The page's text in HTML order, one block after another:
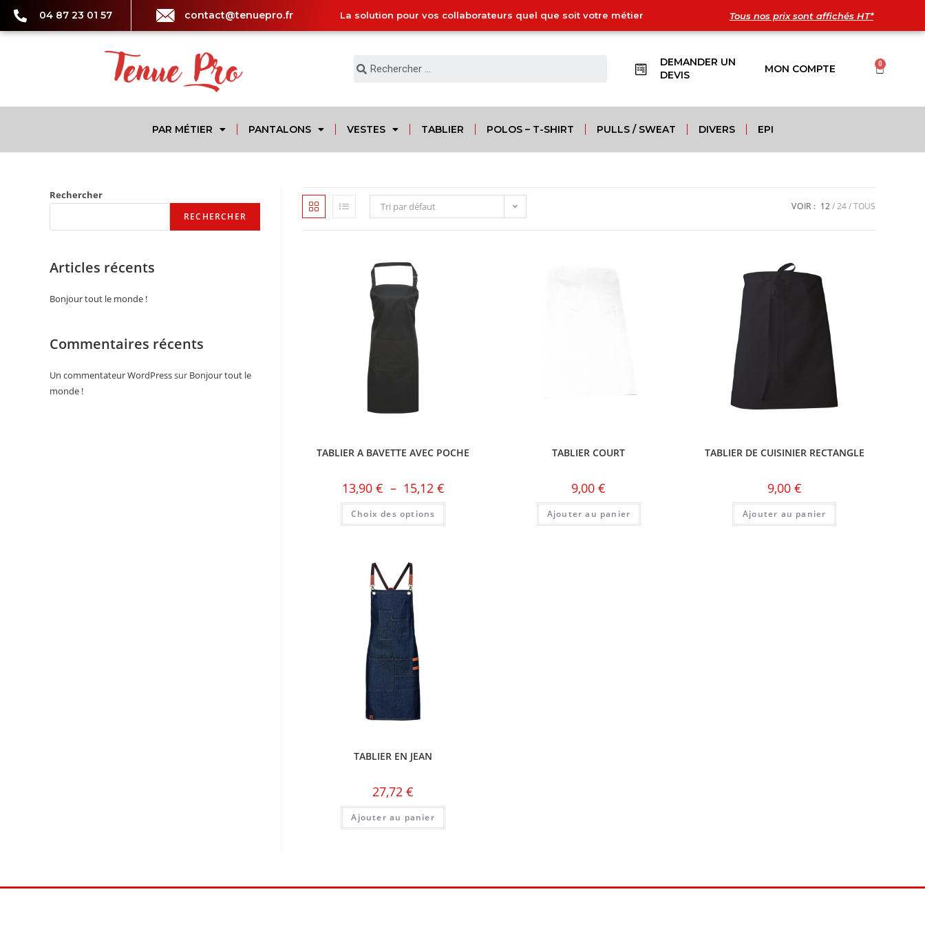
04 87 23 01 57 contact@tenuepro.fr La solution pour vos collaborateurs quel que soit votre métier Tous nos prix sont affichés HT*
DEMANDER UN
DEVIS
MON COMPTE 0
PAR MÉTIER PANTALONS VESTES TABLIER POLOS – T-SHIRT PULLS / SWEAT DIVERS EPI
Tri par défaut VOIR : 12 24 TOUS
TABLIER A BAVETTE AVEC POCHE
13,90 € – 15,12 €
Choix des options
TABLIER COURT
9,00€
Ajouter au panier
TABLIER DE CUISINIER RECTANGLE
9,00 €
Ajouter au panier
TABLIER EN JEAN
27,72€
Ajouter au panier
Rechercher
RECHERCHER
Articles récents
Bonjour tout le monde !
Commentaires récents
Un commentateur WordPresssur Bonjour tout le
monde !